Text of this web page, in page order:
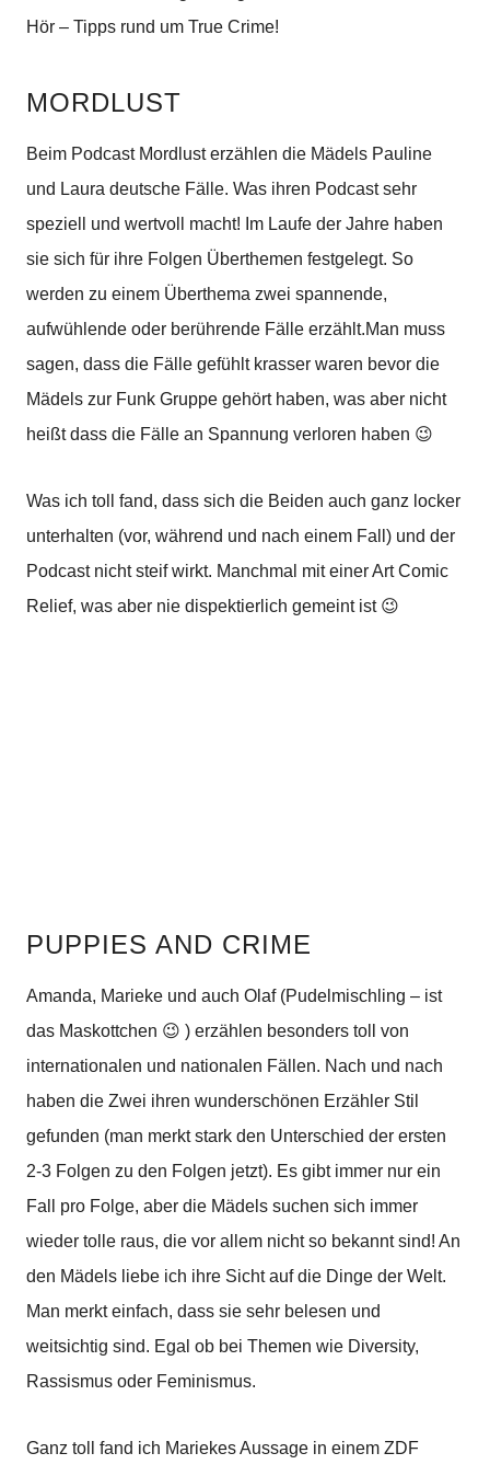
Hör – Tipps rund um True Crime!
MORDLUST
Beim Podcast Mordlust erzählen die Mädels Pauline
und Laura deutsche Fälle. Was ihren Podcast sehr
speziell und wertvoll macht! Im Laufe der Jahre haben
sie sich für ihre Folgen Überthemen festgelegt. So
werden zu einem Überthema zwei spannende,
aufwühlende oder berührende Fälle erzählt.Man muss
sagen, dass die Fälle gefühlt krasser waren bevor die
Mädels zur Funk Gruppe gehört haben, was aber nicht
heißt dass die Fälle an Spannung verloren haben 😉
Was ich toll fand, dass sich die Beiden auch ganz locker
unterhalten (vor, während und nach einem Fall) und der
Podcast nicht steif wirkt. Manchmal mit einer Art Comic
Relief, was aber nie dispektierlich gemeint ist 😉
PUPPIES AND CRIME
Amanda, Marieke und auch Olaf (Pudelmischling – ist
das Maskottchen 😉 ) erzählen besonders toll von
internationalen und nationalen Fällen. Nach und nach
haben die Zwei ihren wunderschönen Erzähler Stil
gefunden (man merkt stark den Unterschied der ersten
2-3 Folgen zu den Folgen jetzt). Es gibt immer nur ein
Fall pro Folge, aber die Mädels suchen sich immer
wieder tolle raus, die vor allem nicht so bekannt sind! An
den Mädels liebe ich ihre Sicht auf die Dinge der Welt.
Man merkt einfach, dass sie sehr belesen und
weitsichtig sind. Egal ob bei Themen wie Diversity,
Rassismus oder Feminismus.
Ganz toll fand ich Mariekes Aussage in einem ZDF